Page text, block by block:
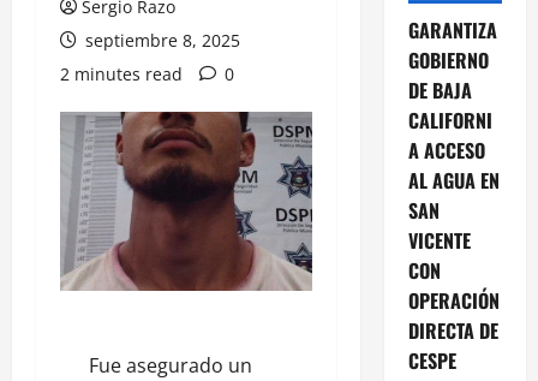
Sergio Razo
septiembre 8, 2025
2 minutes read
0
Fue asegurado un
GARANTIZA
GOBIERNO
DE BAJA
CALIFORNI
A ACCESO
AL AGUA EN
SAN
VICENTE
CON
OPERACIÓN
DIRECTA DE
CESPE